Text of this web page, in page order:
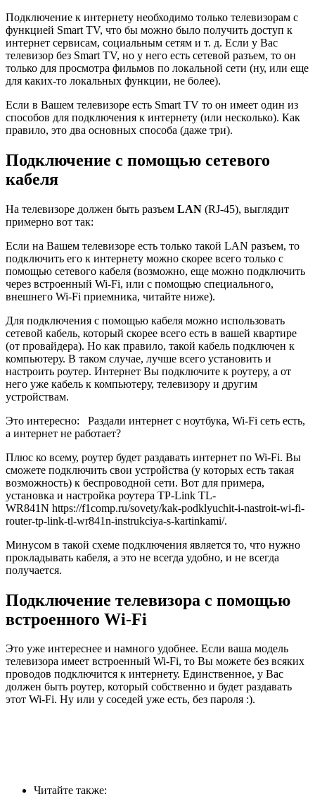
Подключение к интернету необходимо только телевизорам с
функцией Smart TV, что бы можно было получить доступ к
интернет сервисам, социальным сетям и т. д. Если у Вас
телевизор без Smart TV, но у него есть сетевой разъем, то он
только для просмотра фильмов по локальной сети (ну, или еще
для каких-то локальных функции, не более).
Если в Вашем телевизоре есть Smart TV то он имеет один из
способов для подключения к интернету (или несколько). Как
правило, это два основных способа (даже три).
Подключение с помощью сетевого
кабеля
На телевизоре должен быть разъем LAN (RJ-45), выглядит
примерно вот так:
Если на Вашем телевизоре есть только такой LAN разъем, то
подключить его к интернету можно скорее всего только с
помощью сетевого кабеля (возможно, еще можно подключить
через встроенный Wi-Fi, или с помощью специального,
внешнего Wi-Fi приемника, читайте ниже).
Для подключения с помощью кабеля можно использовать
сетевой кабель, который скорее всего есть в вашей квартире
(от провайдера). Но как правило, такой кабель подключен к
компьютеру. В таком случае, лучше всего установить и
настроить роутер. Интернет Вы подключите к роутеру, а от
него уже кабель к компьютеру, телевизору и другим
устройствам.
Это интересно:
Раздали интернет с ноутбука, Wi-Fi сеть есть,
а интернет не работает?
Плюс ко всему, роутер будет раздавать интернет по Wi-Fi. Вы
сможете подключить свои устройства (у которых есть такая
возможность) к беспроводной сети. Вот для примера,
установка и настройка роутера TP-Link TL-
WR841N https://f1comp.ru/sovety/kak-podklyuchit-i-nastroit-wi-fi-
router-tp-link-tl-wr841n-instrukciya-s-kartinkami/.
Минусом в такой схеме подключения является то, что нужно
прокладывать кабеля, а это не всегда удобно, и не всегда
получается.
Подключение телевизора с помощью
встроенного Wi-Fi
Это уже интереснее и намного удобнее. Если ваша модель
телевизора имеет встроенный Wi-Fi, то Вы можете без всяких
проводов подключится к интернету. Единственное, у Вас
должен быть роутер, который собственно и будет раздавать
этот Wi-Fi. Ну или у соседей уже есть, без пароля :).
Читайте также: